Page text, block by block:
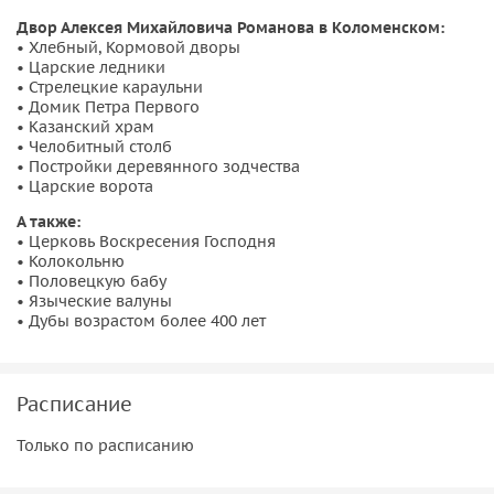
Двор Алексея Михайловича Романова в Коломенском:
• Хлебный, Кормовой дворы
• Царские ледники
• Стрелецкие караульни
• Домик Петра Первого
• Казанский храм
• Челобитный столб
• Постройки деревянного зодчества
• Царские ворота
А также:
• Церковь Воскресения Господня
• Колокольню
• Половецкую бабу
• Языческие валуны
• Дубы возрастом более 400 лет
Расписание
Только по расписанию